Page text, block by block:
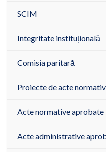
SCIM
Integritate instituțională
Comisia paritară
Proiecte de acte
Acte normative aprobate
Acte administrative